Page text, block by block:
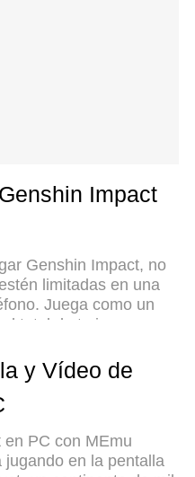
Impact
Genshin Impact, no
limitadas en una
Juega como un
total de tu juego con
y jugar Genshin
tiempo que quieras,
datos móviles y
en PC.
el exquisito
y Vídeo de
PC con MEmu
en la pentalla